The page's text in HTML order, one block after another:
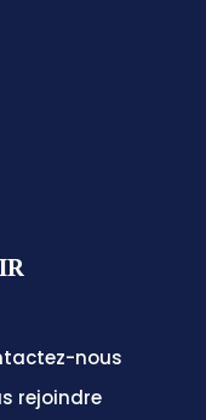
nous
rejoindre